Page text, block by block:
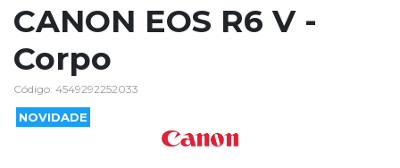
CANON EOS R6 V -
Corpo
Código: 4549292252033
NOVIDADE